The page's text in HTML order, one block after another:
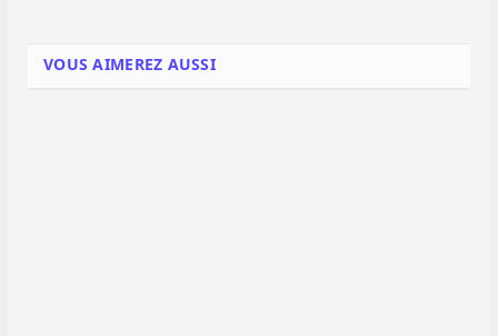
VOUS AIMEREZ AUSSI